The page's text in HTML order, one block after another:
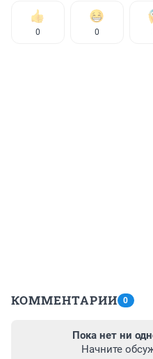
0 0
КОММЕНТАРИИ 0
Пока нет ни
Начните